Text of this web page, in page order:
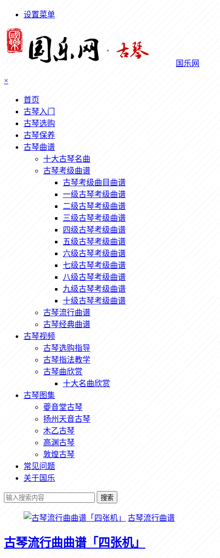
设置菜单
国乐网
×
首页
古琴入门
古琴选购
古琴保养
古琴曲谱
十大古琴名曲
古琴考级曲谱
古琴考级曲目曲谱
一级古琴考级曲谱
二级古琴考级曲谱
三级古琴考级曲谱
四级古琴考级曲谱
五级古琴考级曲谱
六级古琴考级曲谱
七级古琴考级曲谱
八级古琴考级曲谱
九级古琴考级曲谱
十级古琴考级曲谱
古琴流行曲谱
古琴经典曲谱
古琴视频
古琴选购指导
古琴指法教学
古琴曲欣赏
十大名曲欣赏
古琴图集
夔音堂古琴
扬州天音古琴
木乙古琴
高渊古琴
敦煌古琴
常见问题
关于国乐
搜索
古琴流行曲谱
古琴流行曲曲谱「四张机」